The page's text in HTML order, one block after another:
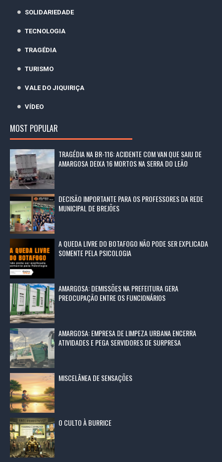
SOLIDARIEDADE
TECNOLOGIA
TRAGÉDIA
TURISMO
VALE DO JIQUIRIÇA
VÍDEO
MOST POPULAR
TRAGÉDIA NA BR-116: ACIDENTE COM VAN QUE SAIU DE
AMARGOSA DEIXA 16 MORTOS NA SERRA DO LEÃO
DECISÃO IMPORTANTE PARA OS PROFESSORES DA REDE
MUNICIPAL DE BREJÕES
A QUEDA LIVRE DO BOTAFOGO NÃO PODE SER EXPLICADA
SOMENTE PELA PSICOLOGIA
AMARGOSA: DEMISSÕES NA PREFEITURA GERA
PREOCUPAÇÃO ENTRE OS FUNCIONÁRIOS
AMARGOSA: EMPRESA DE LIMPEZA URBANA ENCERRA
ATIVIDADES E PEGA SERVIDORES DE SURPRESA
MISCELÂNEA DE SENSAÇÕES
O CULTO À BURRICE